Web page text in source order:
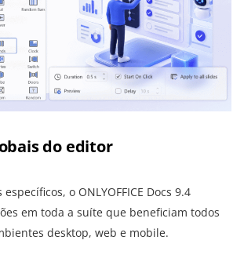
do editor
o ONLYOFFICE Docs 9.4
em toda a suíte que beneficiam todos
desktop, web e mobile.